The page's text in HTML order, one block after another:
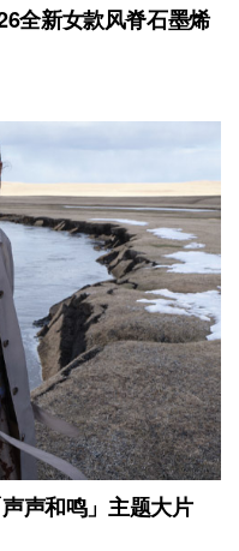
全新女款风脊石墨烯
声和鸣」主题大片